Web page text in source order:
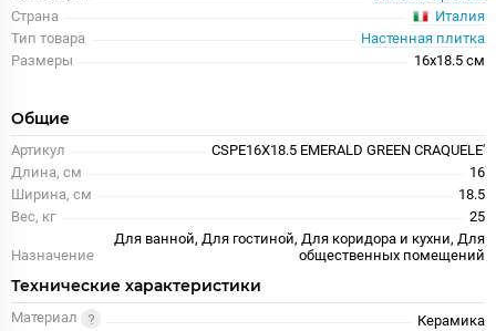
Страна
Италия
Тип товара
Настенная плитка
Размеры
16x18.5 см
Общие
Артикул
CSPE16X18.5 EMERALD GREEN CRAQUELE'
Длина, см
16
Ширина, см
18.5
Вес, кг
25
Назначение
Для ванной, Для гостиной, Для коридора и кухни, Для
общественных помещений
Технические характеристики
Материал
Керамика